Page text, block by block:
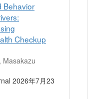
Behavior
Checkup
Masakazu
2026年7月23